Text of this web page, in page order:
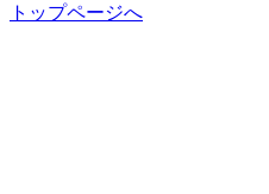
トップページへ